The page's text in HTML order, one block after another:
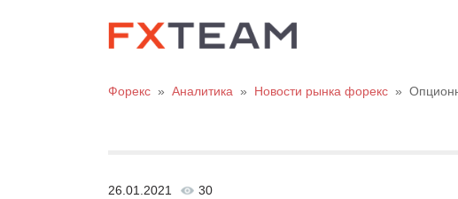
Форекс » Аналитика » Новости рынка форекс »
26.01.2021 30